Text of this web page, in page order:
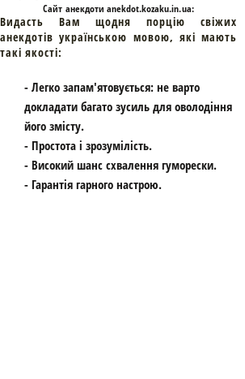
Cайт анекдоти anekdot.kozaku.in.ua:
Видасть Вам щодня порцію свіжих
анекдотів українською мовою, які мають
такі якості:
- Легко запам'ятовується: не варто
докладати багато зусиль для оволодіння
його змісту.
- Простота і зрозумілість.
- Високий шанс схвалення гуморески.
- Гарантія гарного настрою.